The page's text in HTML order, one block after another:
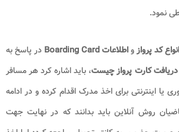
نمود.
انواع کد پروازواطلاعات Boarding Card
در پاسخ به
دریافت کارت پرواز چیست، باید اشاره کرد هر مسافر
اینترنتی برای اخذ مدرک اقدام کرده و در ادامه
روش آنلاین باید بدانند که در نهایت جهت